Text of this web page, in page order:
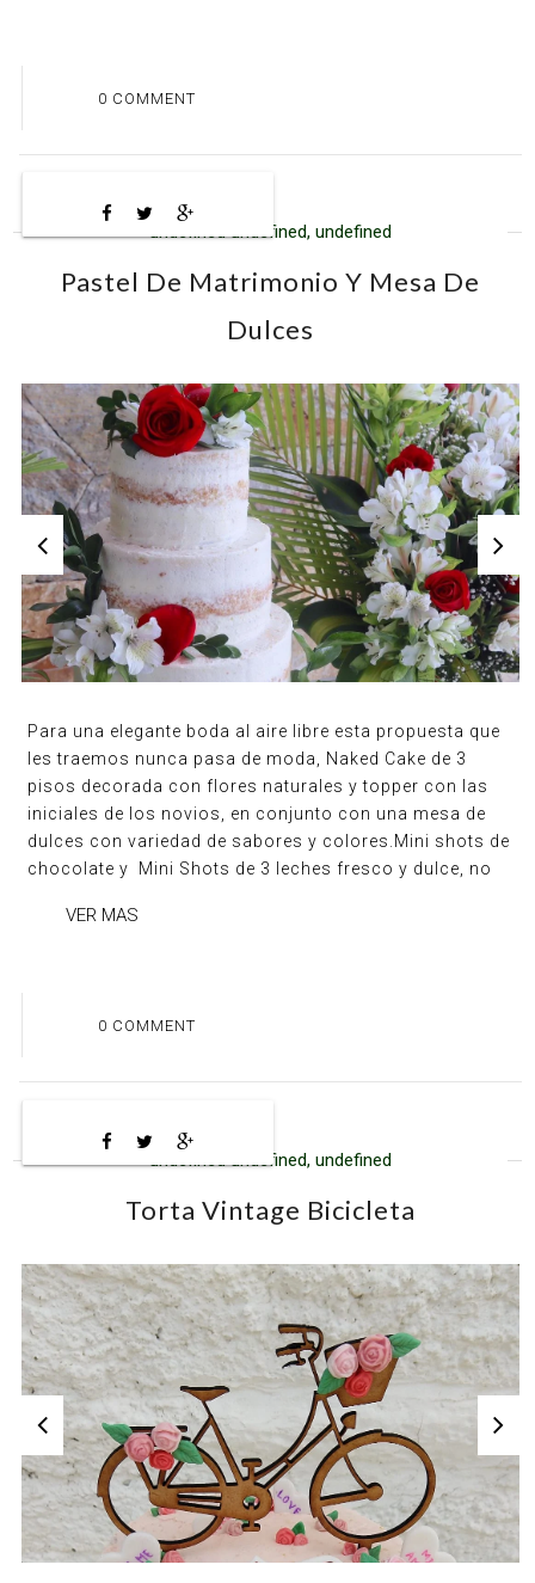
0 COMMENT
undefined undefined, undefined
Pastel De Matrimonio Y Mesa De
Dulces
Para una elegante boda al aire libre esta propuesta que
les traemos nunca pasa de moda, Naked Cake de 3
pisos decorada con flores naturales y topper con las
iniciales de los novios, en conjunto con una mesa de
dulces con variedad de sabores y colores.Mini shots de
chocolate y Mini Shots de 3 leches fresco y dulce, no
VER MAS
0 COMMENT
undefined undefined, undefined
Torta Vintage Bicicleta